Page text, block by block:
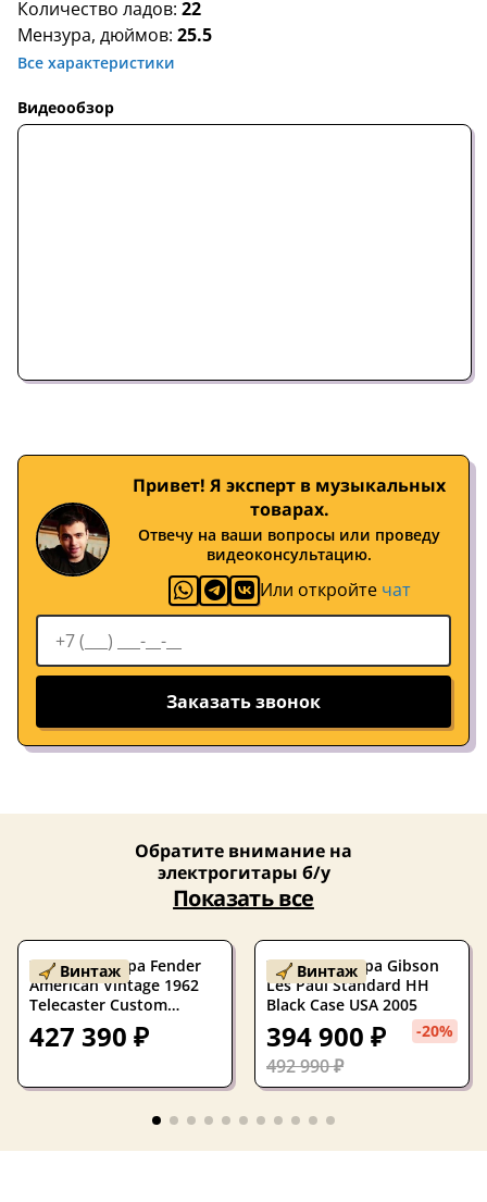
Количество ладов: 22
Мензура, дюймов: 25.5
Все характеристики
Видеообзор
Привет! Я эксперт в музыкальных
товарах.
Отвечу на ваши вопросы или проведу
видеоконсультацию.
Или откройте чат
Заказать звонок
Обратите внимание на
электрогитары б/у
Показать все
Винтаж
Электрогитара Fender
American Vintage 1962
Telecaster Custom
Designer Edition SS
Crimson Red Transparent
427 390 ₽
Винтаж
Электрогитара Gibson
Les Paul Standard HH
Black Case USA 2005
394 900 ₽ -20%
492 990 ₽